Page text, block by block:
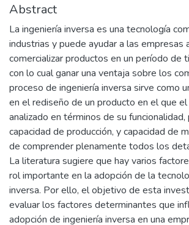
Abstract
La ingeniería inversa es una tecnología
industrias y puede ayudar a las empresas
comercializar productos en un período de
con lo cual ganar una ventaja sobre los
proceso de ingeniería inversa sirve como
en el rediseño de un producto en el que
analizado en términos de su funcionalidad,
capacidad de producción, y capacidad de
de comprender plenamente todos los
La literatura sugiere que hay varios
rol importante en la adopción de la
inversa. Por ello, el objetivo de esta
evaluar los factores determinantes que
adopción de ingeniería inversa en una